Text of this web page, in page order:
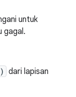
untuk
gagal.
dari lapisan